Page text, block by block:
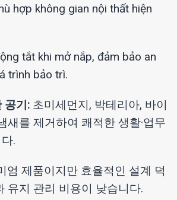
hợp không gian nội thất hiện
tắt khi mở nắp, đảm bảo an
trình bảo trì.
공기: 초미세먼지, 박테리아, 바이
새를 제거하여 쾌적한 생활·업무
.
엄 제품이지만 효율적인 설계 덕
유지 관리 비용이 낮습니다.